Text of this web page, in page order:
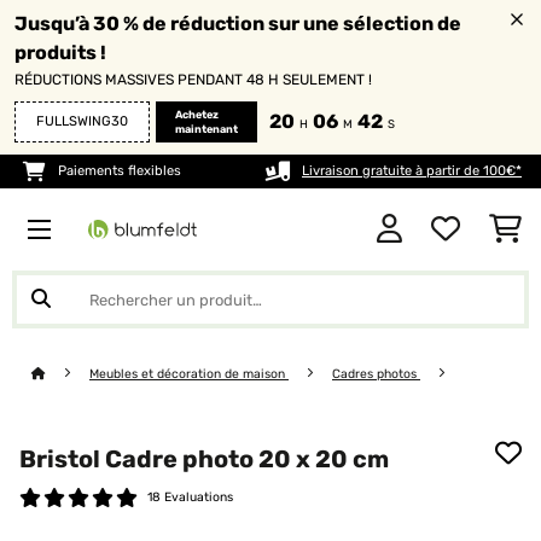
Jusqu’à 30 % de réduction sur une sélection de
produits !
RÉDUCTIONS MASSIVES PENDANT 48 H SEULEMENT !
FULLSWING30
Achetez
maintenant
20 H 06 M 42 S
Paiements flexibles Livraison gratuite à partir de 100€*
Meubles et décoration de maison Cadres photos
Bristol Cadre photo 20 x 20 cm
18 Evaluations